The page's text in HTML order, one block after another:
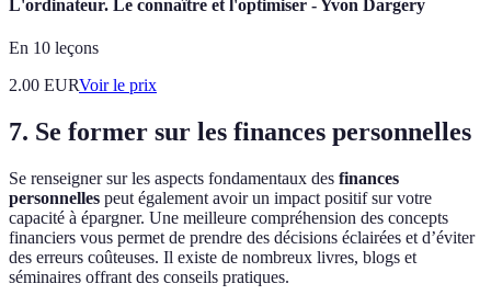
L'ordinateur. Le connaître et l'optimiser - Yvon Dargery
En 10 leçons
2.00 EURVoir le prix
7. Se former sur les finances personnelles
Se renseigner sur les aspects fondamentaux des finances
personnelles peut également avoir un impact positif sur votre
capacité à épargner. Une meilleure compréhension des concepts
financiers vous permet de prendre des décisions éclairées et d’éviter
des erreurs coûteuses. Il existe de nombreux livres, blogs et
séminaires offrant des conseils pratiques.